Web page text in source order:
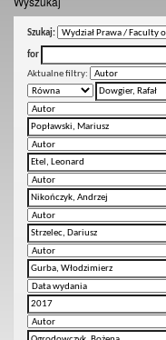
Szukaj:
for
Aktualne filtry: